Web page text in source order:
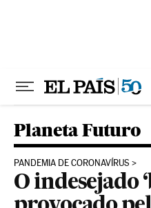
Planeta Futuro
PANDEMIA DE CORONAVÍRUS
O indesejado